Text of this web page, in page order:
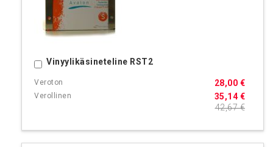
Vinyylikäsineteline RST2
35,14 €
28,00 €
42,67 €
Ostoskoriin